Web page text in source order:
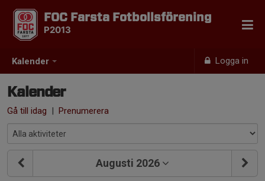
Kalender Logga in
FOC Farsta Fotbollsförening
P2013
Kalender
Gå till idag | Prenumerera
Augusti 2026